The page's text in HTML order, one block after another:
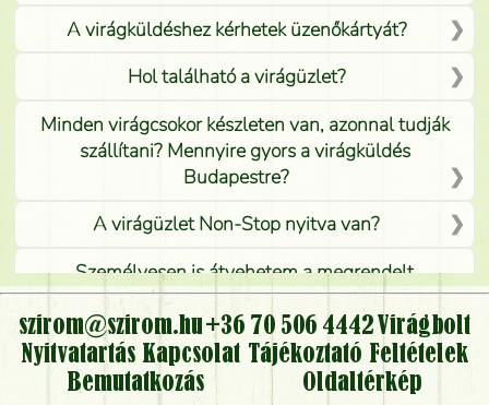
A virágküldéshez kérhetek üzenőkártyát?
Hol található a virágüzlet?
Minden virágcsokor készleten van, azonnal tudják
szállítani? Mennyire gyors a virágküldés
Budapestre?
A virágüzlet Non-Stop nyitva van?
Személyesen is átvehetem a megrendelt
virágcsokrot, vagy csak virágküldéssel, kiszállítással
kérhető?
Vidékre is lehet rendelni?
szirom@szirom.hu +36 70 506 4442 Virágbolt
Nyitvatartás Kapcsolat Tájékoztató Feltételek
Bemutatkozás
Oldaltérkép